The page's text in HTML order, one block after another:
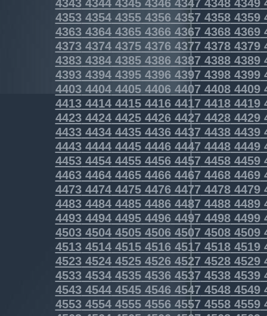
4353435443554356435743584359
4363436443654366436743684369
4373437443754376437743784379
4383438443854386438743884389
4393439443954396439743984399
4403440444054406440744084409
4413441444154416441744184419
4423442444254426442744284429
4433443444354436443744384439
4443444444454446444744484449
4453445444554456445744584459
4463446444654466446744684469
4473447444754476447744784479
4483448444854486448744884489
4493449444954496449744984499
4503450445054506450745084509
4513451445154516451745184519
4523452445254526452745284529
4533453445354536453745384539
4543454445454546454745484549
4553455445554556455745584559